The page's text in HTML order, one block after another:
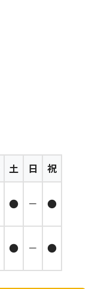
土 日
祝
● － ●
● － ●